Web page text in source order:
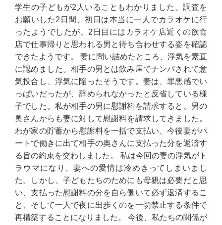
学生の子どもが2人いることもわかりました。調査を
お願いした2日間、初日は本当に一人でカラオケに行
ったようでしたが、2日目にはカラオケ店近くの飲食
店で仕事帰りと思われる男と待ち合わせする姿を確認
できたようです。 妻に問い詰めたところ、浮気を素直
に認めました。相手の男とは飲み屋でナンパされて意
気投合し、浮気に陥ったそうです。妻は、罪悪感でい
っぱいだったが、辞められなかったと反省している様
子でした。私が相手の男に慰謝料を請求すると、男の
奥さんからも妻に対して慰謝料を請求してきました。
わが家の貯蓄から慰謝料を一括で支払い、今後妻がパ
ートで働きに出て相手の奥さんに支払った分を返済す
る旨の約束を交わしました。 私は今回の妻の浮気がト
ラウマになり、妻への愛情は冷めきってしまいまし
た。しかし、子どもたちのためにも母親は必要だと思
い、支払った慰謝料の分を自ら働いて必ず返済するこ
と、そして一人で夜に出歩くのを一切禁止する条件で
再構築することになりました。 今後、私たちの関係が